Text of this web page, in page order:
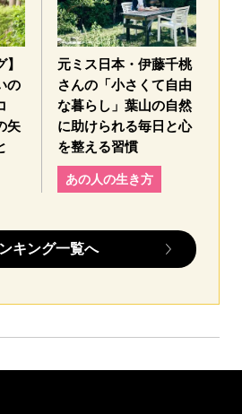
の
矢
元ミス日本・伊藤千桃
さんの「小さくて自由
な暮らし」葉山の自然
に助けられる毎日と心
を整える習慣
あの人の生き方
キング一覧へ